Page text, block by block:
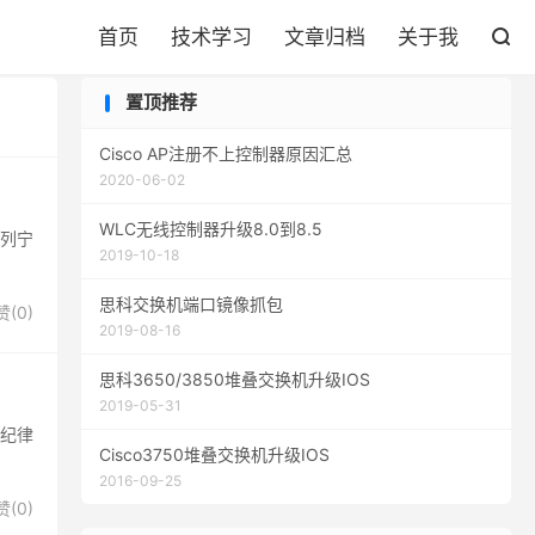
首页 技术学习 文章归档 关于我 
宁
(0)
律
(0)
置顶推荐
Cisco AP注册不上控制器原因汇总
2020-06-02
WLC无线控制器升级8.0到8.5
2019-10-18
思科交换机端口镜像抓包
2019-08-16
思科3650/3850堆叠交换机升级IOS
2019-05-31
Cisco3750堆叠交换机升级IOS
2016-09-25